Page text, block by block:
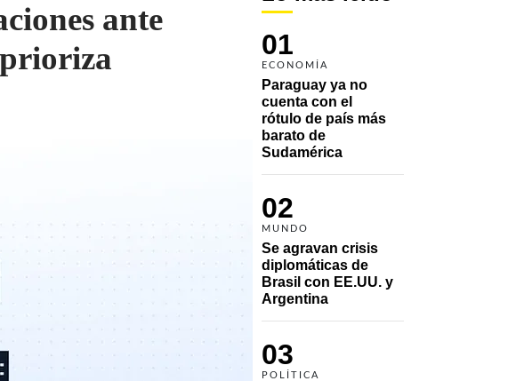
01
ECONOMÍA
Paraguay ya no
cuenta con el
rótulo de país más
barato de
Sudamérica
02
MUNDO
Se agravan crisis
diplomáticas de
Brasil con EE.UU. y
Argentina
03
POLÍTICA
ante